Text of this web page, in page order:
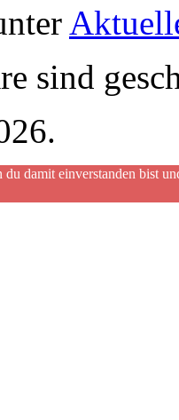
sind
damit einverstanden bist